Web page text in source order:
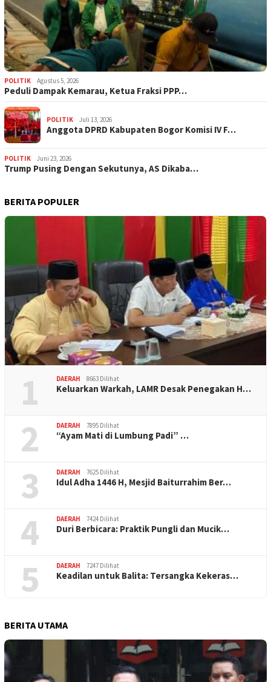
POLITIK Agustus 5, 2026
‎Peduli Dampak Kemarau, Ketua Fraksi PPP…
POLITIK Juli 13, 2026
Anggota DPRD Kabupaten Bogor Komisi IV F…
POLITIK Juni 23, 2026
Trump Pusing Dengan Sekutunya, AS Dikaba…
BERITA POPULER
1 DAERAH 8663 Dilihat
Keluarkan Warkah, LAMR Desak Penegakan H…
2 DAERAH 7895 Dilihat
“Ayam Mati di Lumbung Padi” …
3 DAERAH 7625 Dilihat
Idul Adha 1446 H, Mesjid Baiturrahim Ber…
4 DAERAH 7424 Dilihat
Duri Berbicara: Praktik Pungli dan Mucik…
5 DAERAH 7247 Dilihat
Keadilan untuk Balita: Tersangka Kekeras…
BERITA UTAMA